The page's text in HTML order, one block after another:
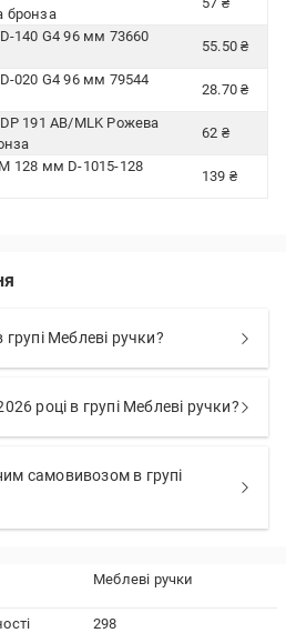
бронза
140 G4 96 мм 73660
55.50 ₴
020 G4 96 мм 79544
28.70 ₴
191 AB/MLK Рожева
62 ₴
128 мм D-1015-128
139 ₴
Меблеві ручки?
році в групі Меблеві ручки?
самовивозом в групі
Меблеві ручки
298